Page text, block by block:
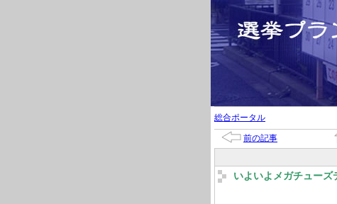
総合ポータル
前の記事
いよいよメガチューズ